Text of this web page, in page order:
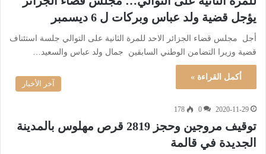
يؤجل قضية ولد عباس وبركات ل 6 ديسمبر
أجل مجلس قضاء الجزائر الاحد للمرة الثانية على التوالي جلسة استئناف
قضية وزيرا التضامن الوطني السابقين جمال ولد عباس والسعيد…
أكمل القراءة »
آخر الأخبار
2020-11-29
0
178
توقيف مروجين وحجز 2819 قرص مهلوس بالمدينة
الجديدة في قالمة